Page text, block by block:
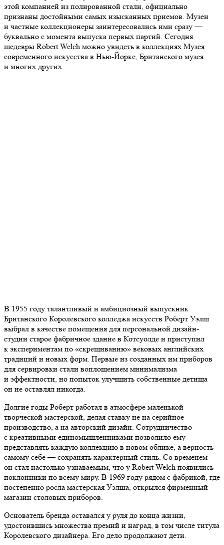
этой компанией из полированной стали, официально
признаны достойными самых изысканных приемов. Музеи
и частные коллекционеры заинтересовались ими сразу —
буквально с момента выпуска первых партий. Сегодня
шедевры Robert Welch можно увидеть в коллекциях Музея
современного искусства в Нью-Йорке, Британского музея
и многих других.
В 1955 году талантливый и амбициозный выпускник
Британского Королевского колледжа искусств Роберт Уэлш
выбрал в качестве помещения для персональной дизайн-
студии старое фабричное здание в Котсуолде и приступил
к экспериментам по «скрещиванию» вековых английских
традиций и новых форм. Первые из созданных им приборов
для сервировки стали воплощением минимализма
и эффектности, но попыток улучшить собственные детища
он не оставлял никогда.
Долгие годы Роберт работал в атмосфере маленькой
творческой мастерской, делая ставку не на серийное
производство, а на авторский дизайн. Сотрудничество
с креативными единомышленниками позволило ему
представлять каждую коллекцию в новом облике, а верность
самому себе — сохранять характерный стиль. Со временем
он стал настолько узнаваемым, что у Robert Welch появились
поклонники по всему миру. В 1969 году рядом с фабрикой, где
постепенно росла мастерская Уэлша, открылся фирменный
магазин столовых приборов.
Основатель бренда оставался у руля до конца жизни,
удостоившись множества премий и наград, в том числе титула
Королевского дизайнера. Его дело продолжают дети.